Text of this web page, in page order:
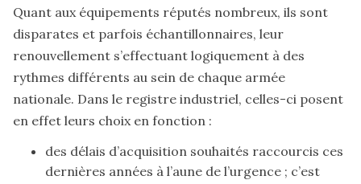
Quant aux équipements réputés nombreux, ils sont
disparates et parfois échantillonnaires, leur
renouvellement s’effectuant logiquement à des
rythmes différents au sein de chaque armée
nationale. Dans le registre industriel, celles-ci posent
en effet leurs choix en fonction :
des délais d’acquisition souhaités raccourcis ces
dernières années à l’aune de l’urgence ; c’est